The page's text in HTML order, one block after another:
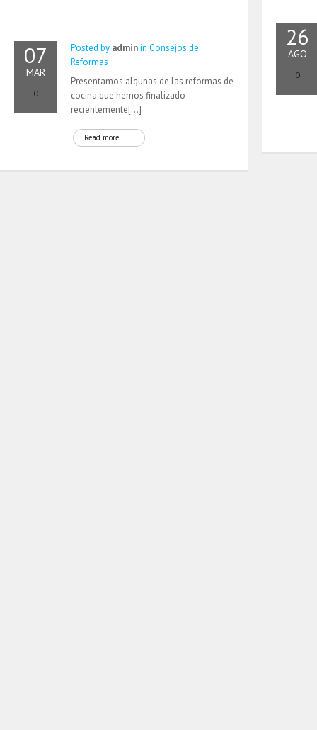
07
MAR
0
Posted by adminin Consejos de
Reformas
Presentamos algunas de las reformas de
cocina que hemos finalizado
recientemente[…]
Read more
26
AGO
0